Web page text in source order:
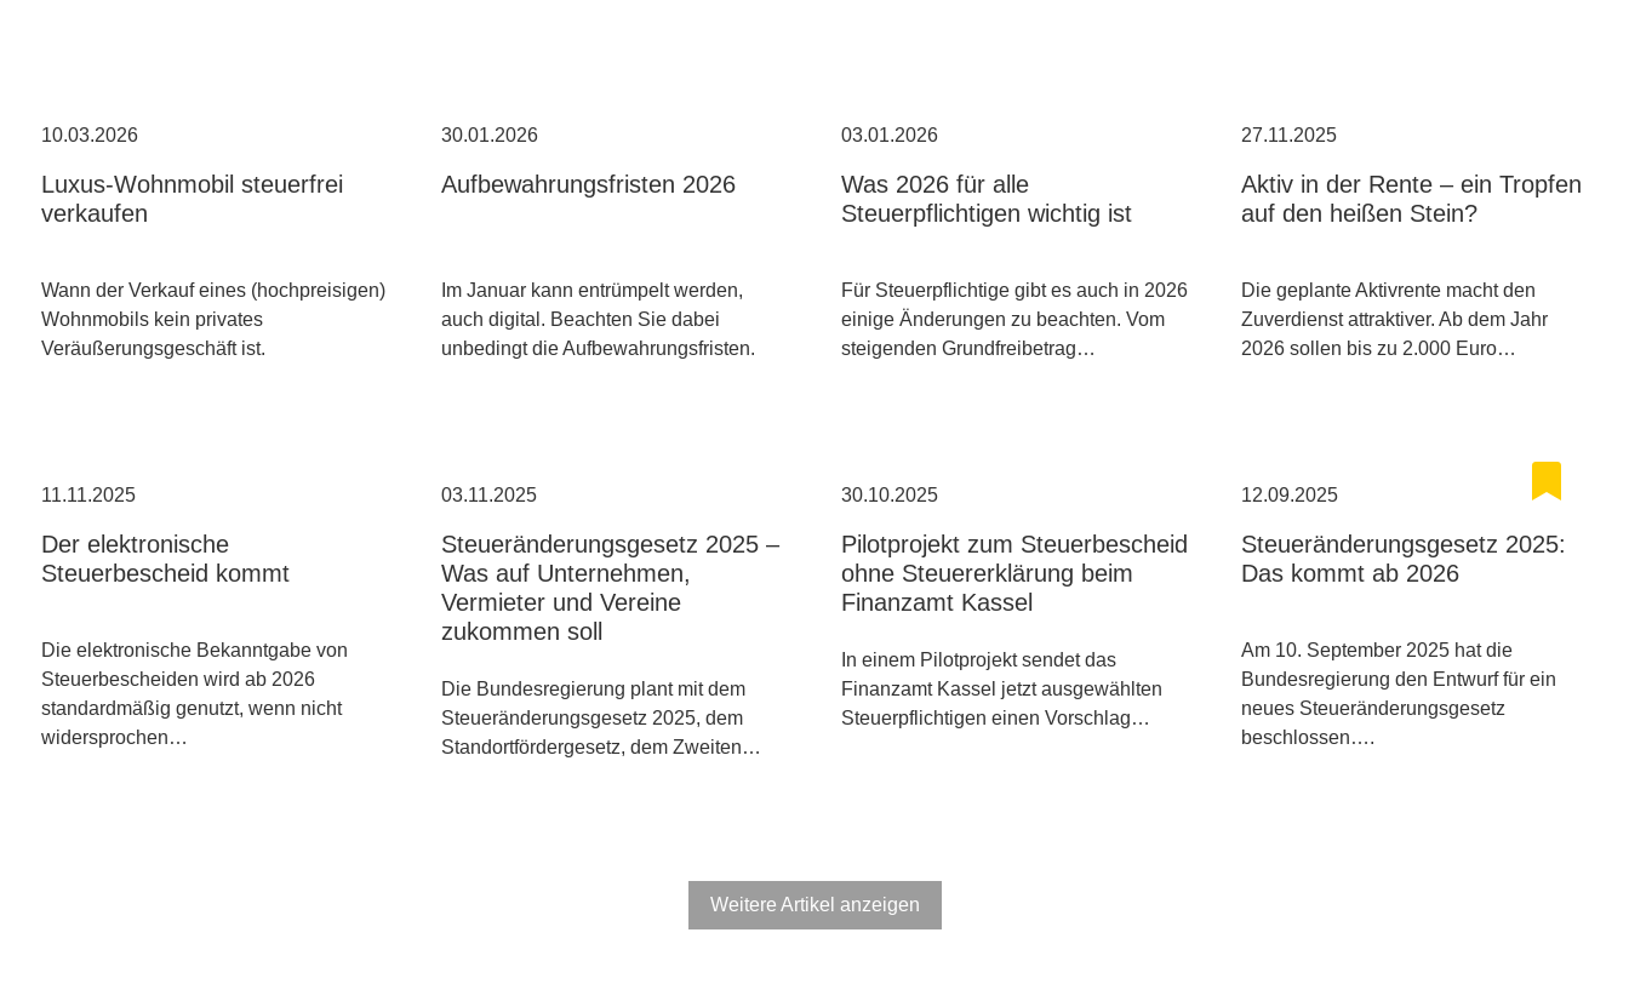
10.03.2026
Luxus-Wohnmobil steuerfrei
verkaufen
Wann der Verkauf eines (hochpreisigen)
Wohnmobils kein privates
Veräußerungsgeschäft ist.
30.01.2026
Aufbewahrungsfristen 2026
Im Januar kann entrümpelt werden,
auch digital. Beachten Sie dabei
unbedingt die Aufbewahrungsfristen.
03.01.2026
Was 2026 für alle
Steuerpflichtigen wichtig ist
Für Steuerpflichtige gibt es auch in 2026
einige Änderungen zu beachten. Vom
steigenden Grundfreibetrag…
27.11.2025
Aktiv in der Rente – ein Tropfen
auf den heißen Stein?
Die geplante Aktivrente macht den
Zuverdienst attraktiver. Ab dem Jahr
2026 sollen bis zu 2.000 Euro…
11.11.2025
Der elektronische
Steuerbescheid kommt
Die elektronische Bekanntgabe von
Steuerbescheiden wird ab 2026
standardmäßig genutzt, wenn nicht
widersprochen…
03.11.2025
Steueränderungsgesetz 2025 –
Was auf Unternehmen,
Vermieter und Vereine
zukommen soll
Die Bundesregierung plant mit dem
Steueränderungsgesetz 2025, dem
Standortfördergesetz, dem Zweiten…
30.10.2025
Pilotprojekt zum Steuerbescheid
ohne Steuererklärung beim
Finanzamt Kassel
In einem Pilotprojekt sendet das
Finanzamt Kassel jetzt ausgewählten
Steuerpflichtigen einen Vorschlag…
12.09.2025
Steueränderungsgesetz 2025:
Das kommt ab 2026
Am 10. September 2025 hat die
Bundesregierung den Entwurf für ein
neues Steueränderungsgesetz
beschlossen….
Weitere Artikel anzeigen